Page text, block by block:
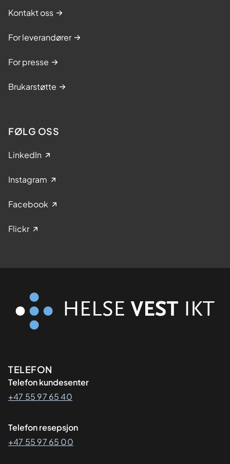
Kontakt oss
For leverandører
For presse
Brukarstøtte
FØLG OSS
LinkedIn
Instagram
Facebook
Flickr
Kontaktinformasjon
TELEFON
Telefon kundesenter
+47 55 97 65 40
Telefon resepsjon
+47 55 97 65 00